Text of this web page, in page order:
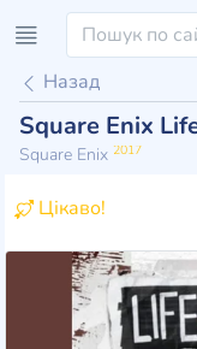
Назад
Square Enix 2017
Цікаво!